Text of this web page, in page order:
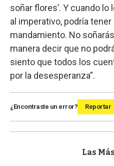
soñar flores’. Y cuando
al imperativo, podría
mandamiento. No
manera decir que no
siento que todos los
por la desesperanza”.
¿Encontraste un error? Reportar
Las